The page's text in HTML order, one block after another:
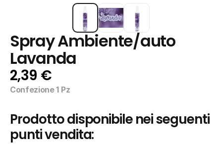
Spray Ambiente/auto
Lavanda
2,39 €
Confezione 1 Pz
Prodotto disponibile nei seguenti
punti vendita: